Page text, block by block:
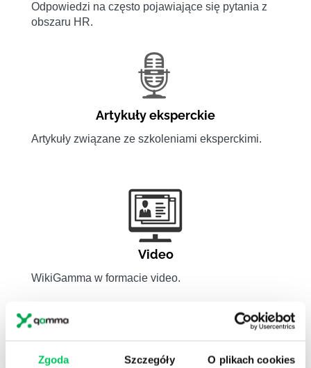
Zgoda Szczegóły O plikach cookies
Odpowiedzi na często pojawiające się pytania z
obszaru HR.
Artykuły eksperckie
Artykuły związane ze szkoleniami eksperckimi.
Video
WikiGamma w formacie video.